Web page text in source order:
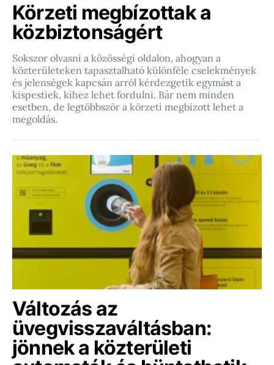
Körzeti megbízottak a
közbiztonságért
Sokszor olvasni a közösségi oldalon, ahogyan a
közterületeken tapasztalható különféle cselekmények
és jelenségek kapcsán arról kérdezgetik egymást a
kispestiek, kihez lehet fordulni. Bár nem minden
esetben, de legtöbbször a körzeti megbízott lehet a
megoldás.
Változás az
üvegvisszaváltásban:
jönnek a közterületi